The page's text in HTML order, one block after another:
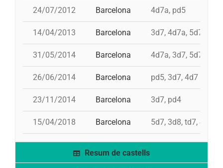
24/07/2012 Barcelona 4d7a, pd5
14/04/2013 Barcelona 3d7, 4d7a, 5d7, td7,
31/05/2014 Barcelona 4d7a, 3d7, 5d7
26/06/2014 Barcelona pd5, 3d7, 4d7
23/11/2014 Barcelona 3d7, pd4
15/04/2018 Barcelona 5d7, 3d8, td7, 4d8,
Resum de castells